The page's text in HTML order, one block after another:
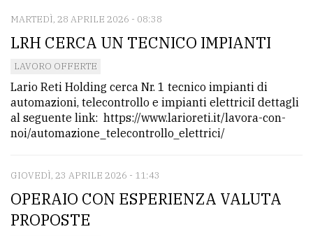
PRIVACY
Cookie
policy
MARTEDÌ, 28 APRILE 2026 - 08:38
LRH CERCA UN TECNICO IMPIANTI
LAVORO OFFERTE
Lario Reti Holding cerca Nr. 1 tecnico impianti di
automazioni, telecontrollo e impianti elettriciI dettagli
al seguente link: https://www.larioreti.it/lavora-con-
noi/automazione_telecontrollo_elettrici/
GIOVEDÌ, 23 APRILE 2026 - 11:43
OPERAIO CON ESPERIENZA VALUTA
PROPOSTE